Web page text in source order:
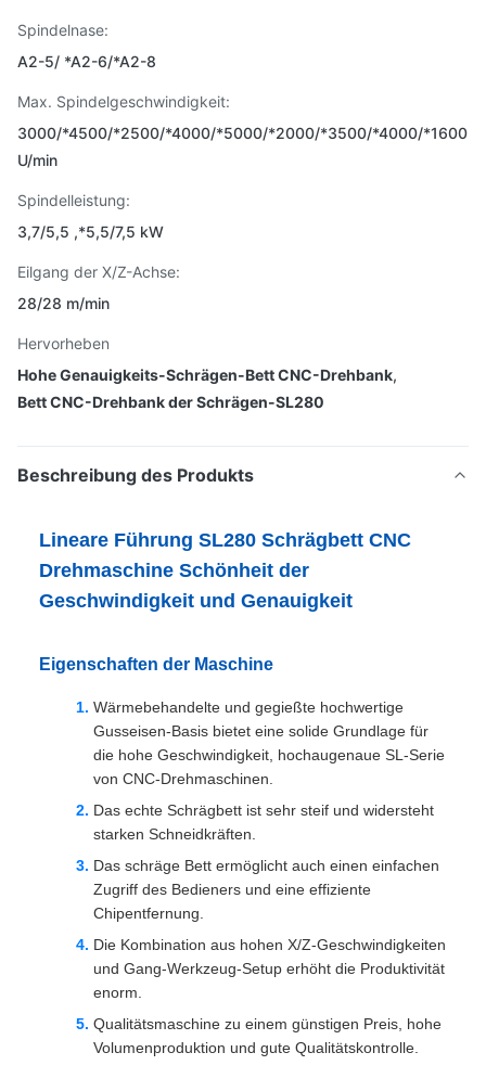
Spindelnase:
A2-5/ *A2-6/*A2-8
Max. Spindelgeschwindigkeit:
3000/*4500/*2500/*4000/*5000/*2000/*3500/*4000/*1600
U/min
Spindelleistung:
3,7/5,5 ,*5,5/7,5 kW
Eilgang der X/Z-Achse:
28/28 m/min
Hervorheben
Hohe Genauigkeits-Schrägen-Bett CNC-Drehbank,
Bett CNC-Drehbank der Schrägen-SL280
Beschreibung des Produkts
Lineare Führung SL280 Schrägbett CNC
Drehmaschine Schönheit der
Geschwindigkeit und Genauigkeit
Eigenschaften der Maschine
Wärmebehandelte und gegießte hochwertige
Gusseisen-Basis bietet eine solide Grundlage für
die hohe Geschwindigkeit, hochaugenaue SL-Serie
von CNC-Drehmaschinen.
Das echte Schrägbett ist sehr steif und widersteht
starken Schneidkräften.
Das schräge Bett ermöglicht auch einen einfachen
Zugriff des Bedieners und eine effiziente
Chipentfernung.
Die Kombination aus hohen X/Z-Geschwindigkeiten
und Gang-Werkzeug-Setup erhöht die Produktivität
enorm.
Qualitätsmaschine zu einem günstigen Preis, hohe
Volumenproduktion und gute Qualitätskontrolle.